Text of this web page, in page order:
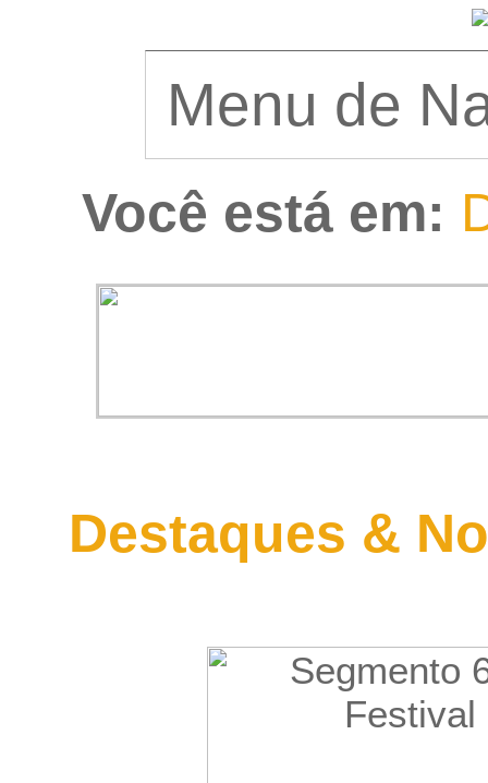
Você está em:
Destaques &